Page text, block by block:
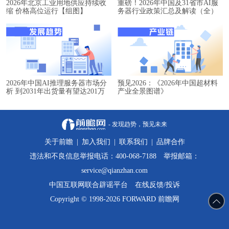
2026年北京工业用地供应持续收
缩 价格高位运行【组图】
重磅！2026年中国及31省市AI服
务器行业政策汇总及解读（全）
2026年中国AI推理服务器市场分
析 到2031年出货量有望达201万
预见2026：《2026年中国超材料
产业全景图谱》
- 发现趋势，预见未来
关于前瞻 加入我们 联系我们
品牌合作
违法和不良信息举报电话：400-068-7188 举报邮箱：
service@qianzhan.com
中国互联网联合辟谣平台
在线反馈/投诉
Copyright © 1998-2026 FORWARD 前瞻网